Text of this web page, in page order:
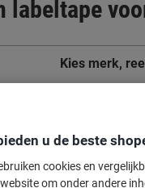
labeltape
Kies merk,
u de beste
cookies en
om onder andere